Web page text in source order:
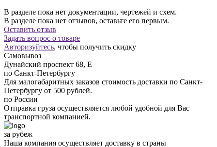
В разделе пока нет документации, чертежей и схем.
В разделе пока нет отзывов, оставьте его первым.
Оставить отзыв
Задать вопрос о товаре
Авторизуйтесь, чтобы получить скидку
Самовывоз
Дунайский проспект 68, Е
по Санкт-Петербургу
Для малогабаритных заказов стоимость доставки по Санкт-
Петербургу от 500 рублей.
по России
Отправка груза осуществляется любой удобной для Вас
транспортной компанией.
за рубеж
Наша компания осуществляет доставку в страны